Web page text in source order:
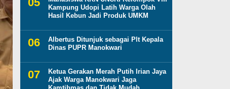
Kampung Udopi Latih Warga Olah
Hasil Kebun Jadi Produk UMKM
Albertus Ditunjuk sebagai Plt Kepala
Dinas PUPR Manokwari
Ketua Gerakan Merah Putih Irian Jaya
Ajak Warga Manokwari Jaga